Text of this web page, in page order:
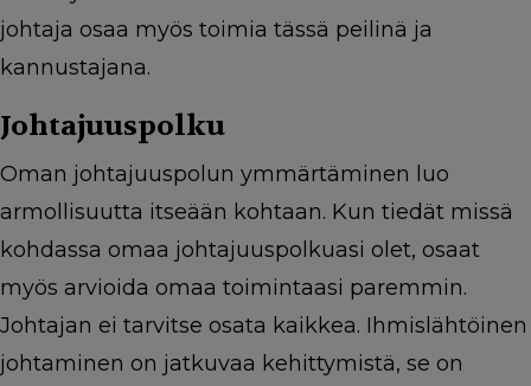
johtaja osaa myös toimia tässä peilinä ja
kannustajana.
Johtajuuspolku
Oman johtajuuspolun ymmärtäminen luo
armollisuutta itseään kohtaan. Kun tiedät missä
kohdassa omaa johtajuuspolkuasi olet, osaat
myös arvioida omaa toimintaasi paremmin.
Johtajan ei tarvitse osata kaikkea. Ihmislähtöinen
johtaminen on jatkuvaa kehittymistä, se on